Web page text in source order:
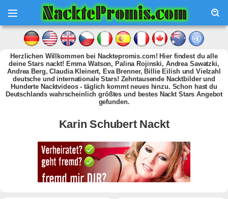
Herzlichen Willkommen bei Nacktepromis.com! Hier findest du alle
deine Stars nackt! Emma Watson, Palina Rojinski, Andrea Sawatzki,
Andrea Berg, Claudia Kleinert, Eva Brenner, Billie Eilish und Vielzahl
deutsche und internationale Stars! Zehntausende Nacktbilder und
Hunderte Nacktvideos - täglich kommt neues hinzu. Schon hast du
Deutschlands wahrscheinlich größtes und bestes Nackt Stars Angebot
gefunden.
Karin Schubert Nackt